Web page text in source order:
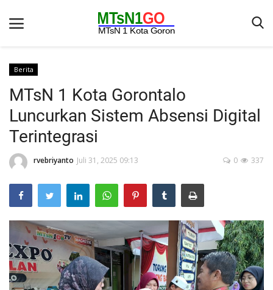
Beranda
Berita
Kontak
Galeri
OPINI
Syarat dan Ketentuan
Aplikasi
Pengumuman
Layanan Publik
Berita
MTsN 1 Kota Gorontalo
Luncurkan Sistem Absensi Digital
Terintegrasi
rvebriyanto Juli 31, 2025 09:13 337
0